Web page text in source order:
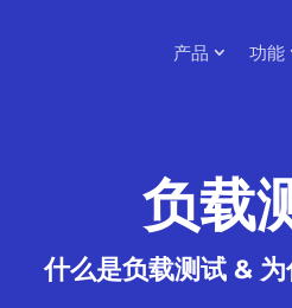
产品 功能
负载
什么是负载测试 & 为